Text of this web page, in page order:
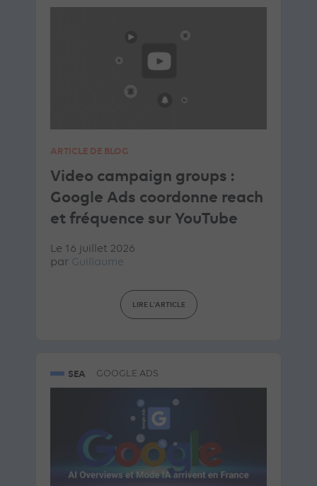
ARTICLE DE BLOG
Video campaign groups :
Google Ads coordonne reach
et fréquence sur YouTube
Le 16 juillet 2026
par Guillaume
LIRE L'ARTICLE
SEA GOOGLE ADS